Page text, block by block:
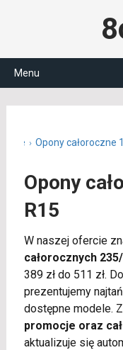
Menu
Opony całoroczne
Opony
R15
W naszej ofercie
całorocznych
389 zł do 511 zł.
prezentujemy
dostępne modele.
promocje oraz
aktualizuje się